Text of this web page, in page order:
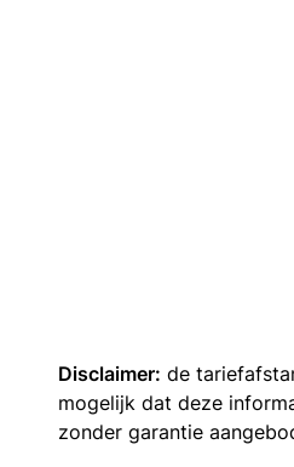
Disclaimer: de
mogelijk dat deze
zonder garantie